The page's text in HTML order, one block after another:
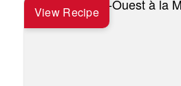
View Recipe